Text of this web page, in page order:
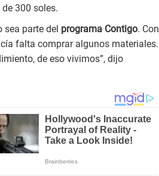
300 soles.
parte del programa Contigo. Con
falta comprar algunos materiales.
de eso vivimos”, dijo